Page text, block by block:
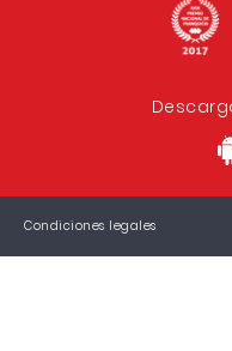
Condiciones legales